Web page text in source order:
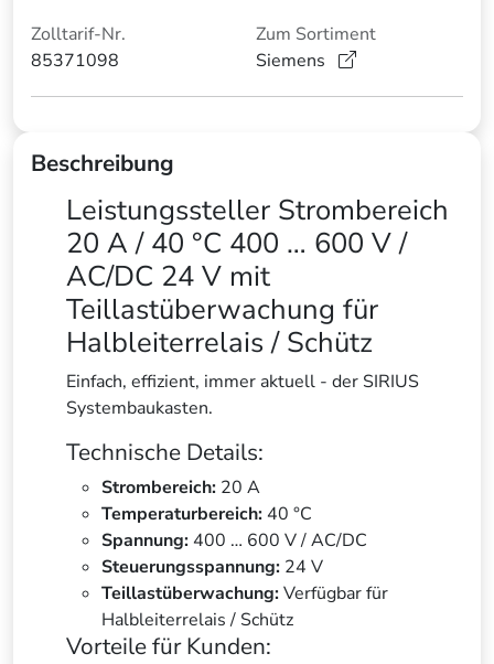
Zolltarif-Nr.
85371098
Zum Sortiment
Siemens
Beschreibung
Leistungssteller Strombereich
20 A / 40 °C 400 … 600 V /
AC/DC 24 V mit
Teillastüberwachung für
Halbleiterrelais / Schütz
Einfach, effizient, immer aktuell - der SIRIUS
Systembaukasten.
Technische Details:
Strombereich: 20 A
Temperaturbereich: 40 °C
Spannung: 400 … 600 V / AC/DC
Steuerungsspannung: 24 V
Teillastüberwachung:Verfügbar für
Halbleiterrelais / Schütz
Vorteile für Kunden: